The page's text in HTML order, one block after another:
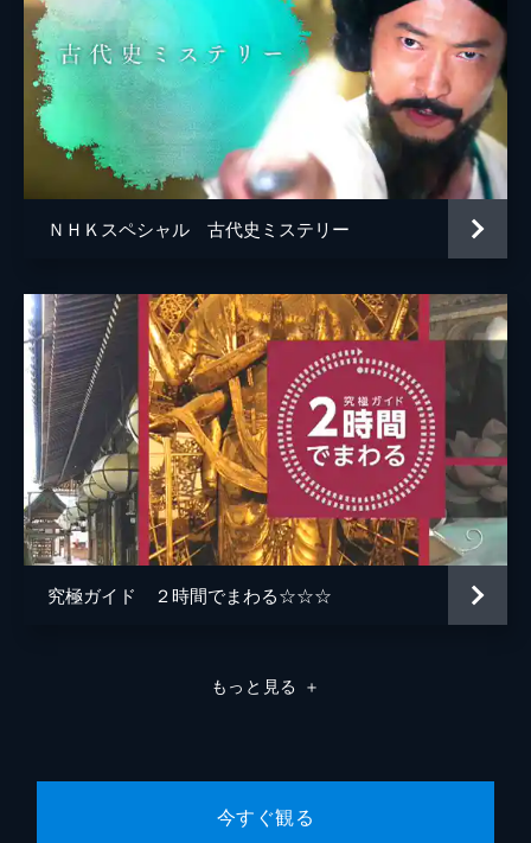
ながら、核廃絶を訴える現代日本のジレンマ
に通じる。戦後のベストセラーに秘められた
葛藤を通して、日本人と核について考える。
59分
#4 シリーズ 関税交渉 前編 岩倉使節
団 日米交渉・波高し
明治４年、日本は、欧米列強に負けない中央
集権国家をつくるため、廃藩置県を断行し
た。次に、岩倉具視が率いる一大使節団が、
条約改正の本交渉を行うという意見が持ち上
がった。この結果、使節団は、思いがけない
行動に出た。岩倉使節団の知られざる日米交
渉にフォーカスをあて、１５０年前の日米交
渉の真相に迫る。
59分
#5 シリーズ 関税交渉 後編 関税自主
権を獲得せよ！
４５年に及ぶ明治時代は、欧米列強との間に
結ばされた不平等条約改正に費やされた時代
国に入ってくる他国の製品に自由に関税をか
争の講和会議の全権代表も務めた外務大臣・
59分
#6 追跡！雑賀衆 ～信長・秀吉を追いつ
ＮＨＫスペシャル 古代史ミステリー
究極ガイド ２時間でまわる☆☆☆
もっと見る ＋
今すぐ観る